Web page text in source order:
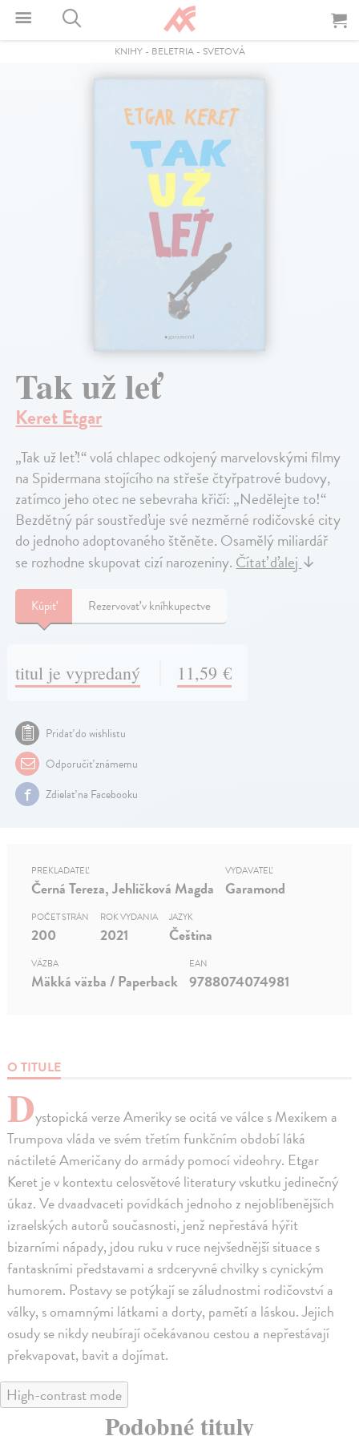
KNIHY- BELETRIA- SVETOVÁ
Tak už leť
Keret Etgar
„Tak už leť!“ volá chlapec odkojený marvelovskými filmy
na Spidermana stojícího na střeše čtyřpatrové budovy,
zatímco jeho otec ne sebevraha křičí: „Nedělejte to!“
Bezdětný pár soustřeďuje své nezměrné rodičovské city
do jednoho adoptovaného štěněte. Osamělý miliardář
se rozhodne skupovat cizí narozeniny. Čítať ďalej ↓
Kúpiť Rezervovať v kníhkupectve
titul je vypredaný 11,59 €
Pridať do wishlistu
Odporučiť známemu
Zdielať na Facebooku
O TITULE
Dystopická verze Ameriky se ocitá ve válce s Mexikem a
Trumpova vláda ve svém třetím funkčním období láká
náctileté Američany do armády pomocí videohry. Etgar
Keret je v kontextu celosvětové literatury vskutku jedinečný
úkaz. Ve dvaadvaceti povídkách jednoho z nejoblíbenějších
izraelských autorů současnosti, jenž nepřestává hýřit
bizarními nápady, jdou ruku v ruce nejvšednější situace s
fantaskními představami a srdceryvné chvilky s cynickým
humorem. Postavy se potýkají se záludnostmi rodičovství a
války, s omamnými látkami a dorty, pamětí a láskou. Jejich
osudy se nikdy neubírají očekávanou cestou a nepřestávají
překvapovat, bavit a dojímat.
PREKLADATEĽ
Černá Tereza, Jehličková Magda
VYDAVATEĽ
Garamond
POČET STRÁN
200
ROK VYDANIA
2021
JAZYK
Čeština
VÄZBA
Mäkká väzba / Paperback
EAN
9788074074981
High-contrast mode
Podobné tituly